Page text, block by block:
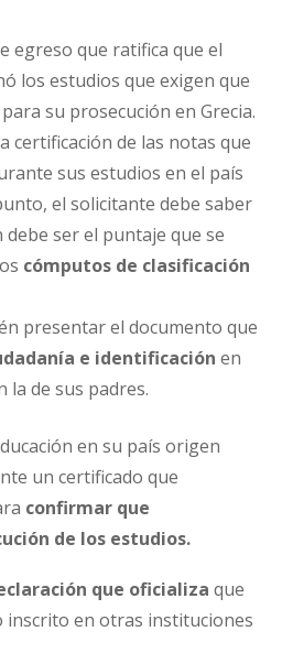
egreso que ratifica que el
los estudios que exigen que
su prosecución en Grecia.
certificación de las notas que
sus estudios en el país
el solicitante debe saber
ser el puntaje que se
cómputos de clasificación
presentar el documento que
e identificación en
la de sus padres.
en su país origen
un certificado que
confirmar que
de los estudios.
que oficializa que
inscrito en otras instituciones